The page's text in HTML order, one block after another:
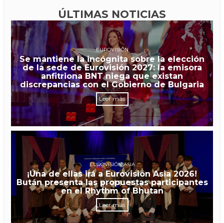
ÚLTIMAS NOTICIAS
EUROVISIÓN
Se mantiene la incógnita sobre la elección
de la sede de Eurovisión 2027: la emisora
anfitriona BNT niega que existan
discrepancias con el Gobierno de Bulgaria
Leer más
EUROVISIÓN ASIA
¡Una de ellas irá a Eurovisión Asia 2026!
Bután presenta las propuestas participantes
en el Rhythm of Bhutan
Leer más